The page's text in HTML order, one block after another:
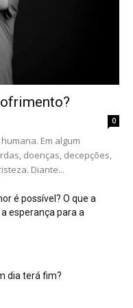
0
Em algum
doenças, decepções,
Diante...
é possível? O que a
esperança para a
dia terá fim?